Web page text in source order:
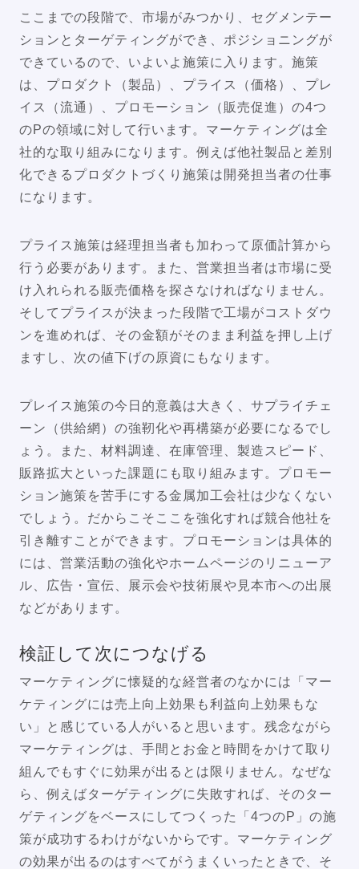
ここまでの段階で、市場がみつかり、セグメンテー
ションとターゲティングができ、ポジショニングが
できているので、いよいよ施策に入ります。施策
は、プロダクト（製品）、プライス（価格）、プレ
イス（流通）、プロモーション（販売促進）の4つ
のPの領域に対して行います。マーケティングは全
社的な取り組みになります。例えば他社製品と差別
化できるプロダクトづくり施策は開発担当者の仕事
になります。
プライス施策は経理担当者も加わって原価計算から
行う必要があります。また、営業担当者は市場に受
け入れられる販売価格を探さなければなりません。
そしてプライスが決まった段階で工場がコストダウ
ンを進めれば、その金額がそのまま利益を押し上げ
ますし、次の値下げの原資にもなります。
プレイス施策の今日的意義は大きく、サプライチェ
ーン（供給網）の強靭化や再構築が必要になるでし
ょう。また、材料調達、在庫管理、製造スピード、
販路拡大といった課題にも取り組みます。プロモー
ション施策を苦手にする金属加工会社は少なくない
でしょう。だからこそここを強化すれば競合他社を
引き離すことができます。プロモーションは具体的
には、営業活動の強化やホームページのリニューア
ル、広告・宣伝、展示会や技術展や見本市への出展
などがあります。
検証して次につなげる
マーケティングに懐疑的な経営者のなかには「マー
ケティングには売上向上効果も利益向上効果もな
い」と感じている人がいると思います。残念ながら
マーケティングは、手間とお金と時間をかけて取り
組んでもすぐに効果が出るとは限りません。なぜな
ら、例えばターゲティングに失敗すれば、そのター
ゲティングをベースにしてつくった「4つのP」の施
策が成功するわけがないからです。マーケティング
の効果が出るのはすべてがうまくいったときで、そ